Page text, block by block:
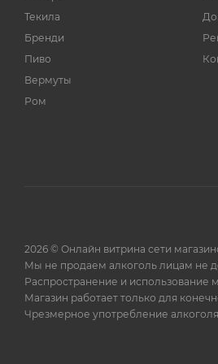
1
1
47%
50%
24
50,5%
2
50,6%
1
Текила
Бренди
Пиво
Вермуты
Ром
2026 © Онлайн витрина сети
Мы не продаем алкоголь лицам не
Распространение и использование
Магазин работает только для
Чрезмерное употребление